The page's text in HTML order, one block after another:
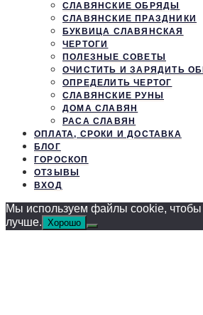
СЛАВЯНСКИЕ ОБРЯДЫ
СЛАВЯНСКИЕ ПРАЗДНИКИ
БУКВИЦА СЛАВЯНСКАЯ
ЧЕРТОГИ
ПОЛЕЗНЫЕ СОВЕТЫ
ОЧИСТИТЬ И ЗАРЯДИТЬ
ОПРЕДЕЛИТЬ ЧЕРТОГ
СЛАВЯНСКИЕ РУНЫ
ДОМА СЛАВЯН
РАСА СЛАВЯН
ОПЛАТА, СРОКИ И ДОСТАВКА
БЛОГ
ГОРОСКОП
ОТЗЫВЫ
ВХОД
Мы используем файлы cookie, чтобы
лучше. Хорошо